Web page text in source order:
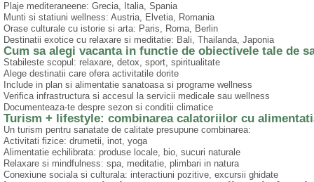
Plaje mediteraneene: Grecia, Italia, Spania
Munti si statiuni wellness: Austria, Elvetia, Romania
Orase culturale cu istorie si arta: Paris, Roma, Berlin
Destinatii exotice cu relaxare si meditatie: Bali, Thailanda, Japonia
Cum sa alegi vacanta in functie de obiectivele tale de
Stabileste scopul: relaxare, detox, sport, spiritualitate
Alege destinatii care ofera activitatile dorite
Include in plan si alimentatie sanatoasa si programe wellness
Verifica infrastructura si accesul la servicii medicale sau wellness
Documenteaza-te despre sezon si conditii climatice
Turism + lifestyle: combinarea calatoriilor cu
Un turism pentru sanatate de calitate presupune combinarea:
Activitati fizice: drumetii, inot, yoga
Alimentatie echilibrata: produse locale, bio, sucuri naturale
Relaxare si mindfulness: spa, meditatie, plimbari in natura
Conexiune sociala si culturala: interactiuni pozitive, excursii ghidate